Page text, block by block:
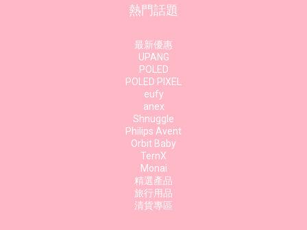
熱門話題
最新優惠
UPANG
POLED
POLED PIXEL
eufy
anex
Shnuggle
Philips Avent
Orbit Baby
TernX
Monai
精選產品
旅行用品
清貨專區